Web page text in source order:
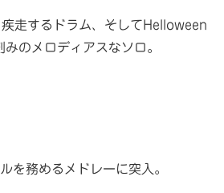
走するドラム、そしてHelloween
のメロディアスなソロ。
を務めるメドレーに突入。